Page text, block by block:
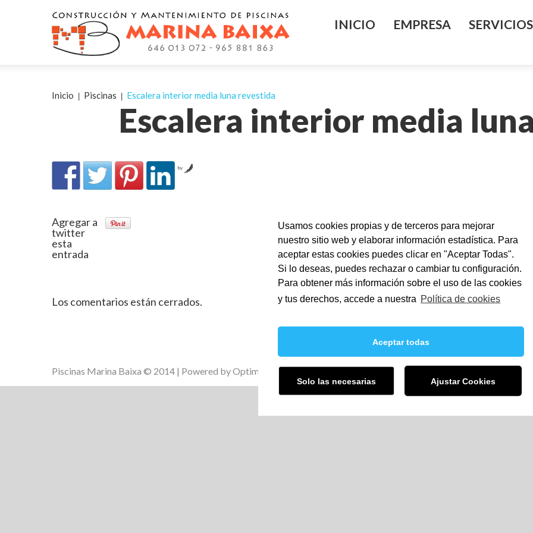
INICIO EMPRESA SERVICIOS
Escalera interior media
Inicio Piscinas Escalera interior media luna revestida
by
Agregar a
twitter
esta
entrada
Los comentarios están cerrados.
Piscinas Marina Baixa © 2014 | Powered byOptim Byte|Google+ Aviso Legal Política de Privacidad
Usamos cookies propias y de terceros para mejorar
nuestro sitio web y elaborar información estadística. Para
aceptar estas cookies puedes clicar en "Aceptar Todas".
Si lo deseas, puedes rechazar o cambiar tu configuración.
Para obtener más información sobre el uso de las cookies
y tus derechos, accede a nuestra Política de cookies
Aceptar todas
Solo las necesarias Ajustar Cookies